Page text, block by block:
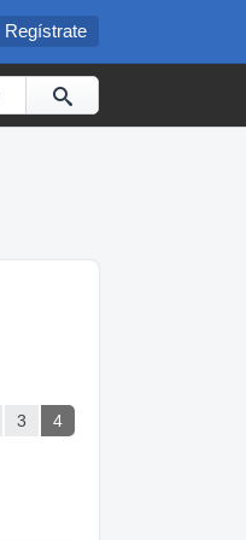
Regístrate
3 4